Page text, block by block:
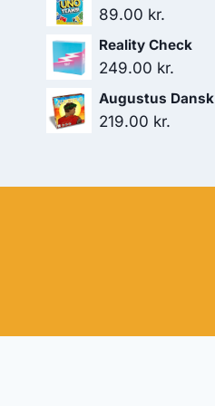
89.00 kr.
Reality Check
249.00 kr.
Augustus Dansk
219.00 kr.